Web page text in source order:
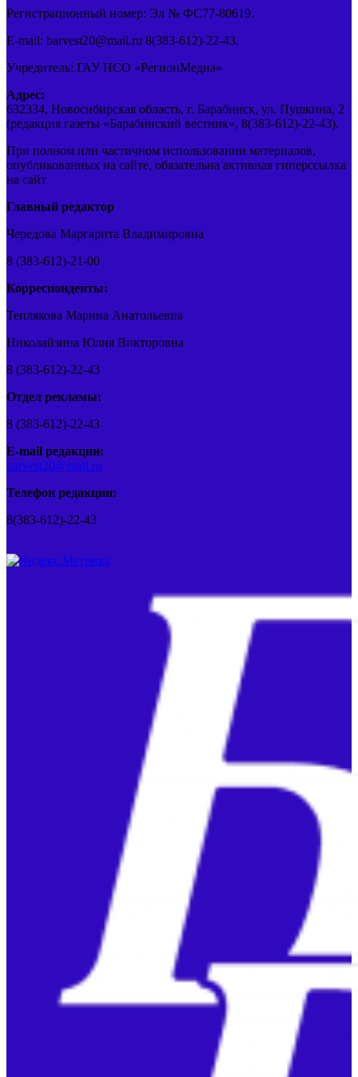
Регистрационный номер: Эл № ФС77-80619.
E-mail: barvest20@mail.ru 8(383-612)-22-43.
Учредитель: ГАУ НСО «РегионМедиа»
Адрес:
632334, Новосибирская область, г. Барабинск, ул. Пушкина, 2
(редакция газеты «Барабинский вестник», 8(383-612)-22-43).
При полном или частичном использовании материалов,
опубликованных на сайте, обязательна активная гиперссылка
на сайт
Главный редактор
Чередова Маргарита Владимировна
8 (383-612)-21-00
Корреспонденты:
Теплякова Марина Анатольевна
Николайзина Юлия Викторовна
8 (383-612)-22-43
Отдел рекламы:
8 (383-612)-22-43
E-mail редакции:
barvest20@mail.ru
Телефон редакции:
8(383-612)-22-43